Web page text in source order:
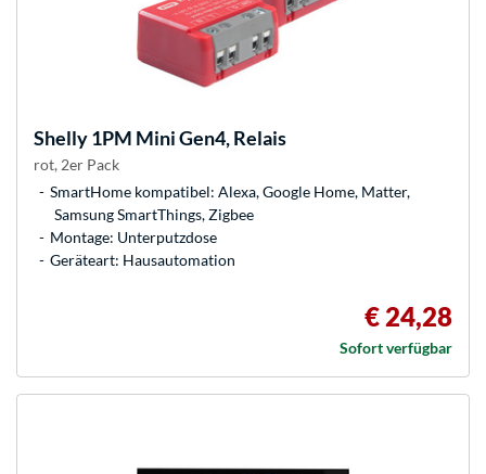
Shelly1PM Mini Gen4, Relais
rot, 2er Pack
SmartHome kompatibel: Alexa, Google Home, Matter,
Samsung SmartThings, Zigbee
Montage: Unterputzdose
Geräteart: Hausautomation
€ 24,28
Sofort verfügbar